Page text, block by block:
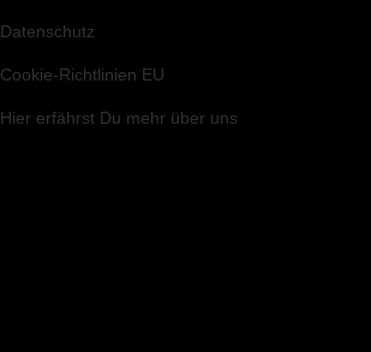
Datenschutz
Cookie-Richtlinien EU
Hier erfährst Du mehr über uns